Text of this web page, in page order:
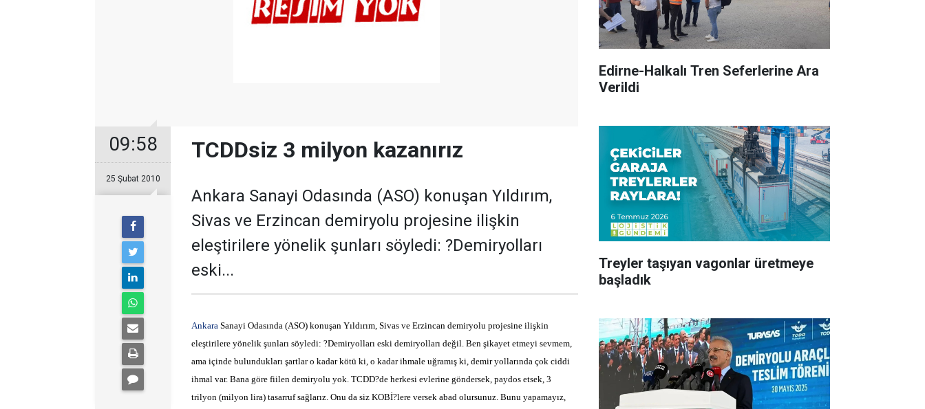
09:58
25 Şubat 2010
TCDDsiz 3 milyon kazanırız
Ankara Sanayi Odasında (ASO) konuşan Yıldırım,
Sivas ve Erzincan demiryolu projesine ilişkin
eleştirilere yönelik şunları söyledi: ?Demiryolları
eski...
Ankara Sanayi Odasında (ASO) konuşan Yıldırım, Sivas ve Erzincan demiryolu projesine ilişkin
eleştirilere yönelik şunları söyledi: ?Demiryolları eski demiryolları değil. Ben şikayet etmeyi sevmem,
ama içinde bulundukları şartlar o kadar kötü ki, o kadar ihmale uğramış ki, demir yollarında çok ciddi
ihmal var. Bana göre fiilen demiryolu yok. TCDD?de herkesi evlerine göndersek, paydos etsek, 3
trilyon (milyon lira) tasarruf sağlarız. Onu da siz KOBİ?lere versek abad olursunuz. Bunu yapamayız,
Edirne-Halkalı Tren Seferlerine Ara
Verildi
Treyler taşıyan vagonlar üretmeye
başladık